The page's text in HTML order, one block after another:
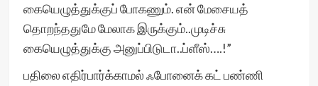
கையெழுத்துக்குப் போகணும். என் மேசையத்
தொறந்ததுமே மேலாக இருக்கும்..முடிச்சு
கையெழுத்துக்கு அனுப்பிடுடா..ப்ளீஸ்….!”
பதிலை எதிர்பார்க்காமல் ஃபோனைக் கட் பண்ணி